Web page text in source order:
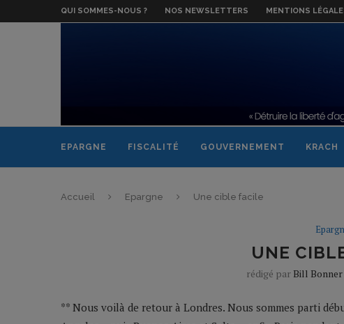
QUI SOMMES-NOUS ? NOS NEWSLETTERS MENTIONS
EPARGNE FISCALITÉ GOUVERNEMENT KRACH
Accueil Epargne Une cible facile
UNE
rédigé par Bill Bonner
** Nous voilà de retour à Londres. Nous sommes parti